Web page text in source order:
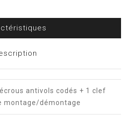
antivols codés + 1 clef
montage/démontage